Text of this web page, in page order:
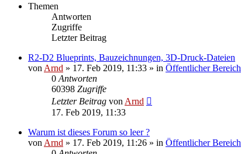
Themen
Antworten
Zugriffe
Letzter Beitrag
R2-D2 Blueprints, Bauzeichnungen, 3D-Druck-Dateien
von Arnd » 17. Feb 2019, 11:33 » in Öffentlicher Bereich
0 Antworten
60398 Zugriffe
Letzter Beitrag von Arnd
17. Feb 2019, 11:33
Warum ist dieses Forum so leer ?
von Arnd » 17. Feb 2019, 11:26 » in Öffentlicher Bereich